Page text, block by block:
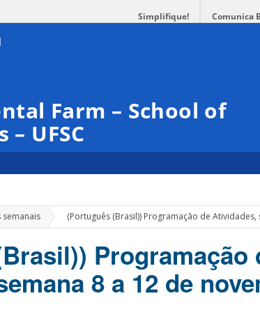
Simplifique! Comunica
Farm – School of
UFSC
» (Português (Brasil)) Programação de
Programação
8 a 12 de